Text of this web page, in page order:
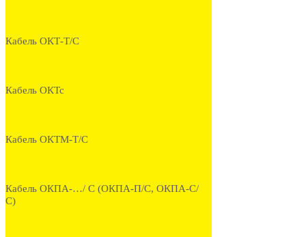
Кабель ОКТ-Т/С
Кабель ОКТс
Кабель ОКТМ-Т/С
Кабель ОКПА-…/ С (ОКПА-П/С, ОКПА-С/
С)